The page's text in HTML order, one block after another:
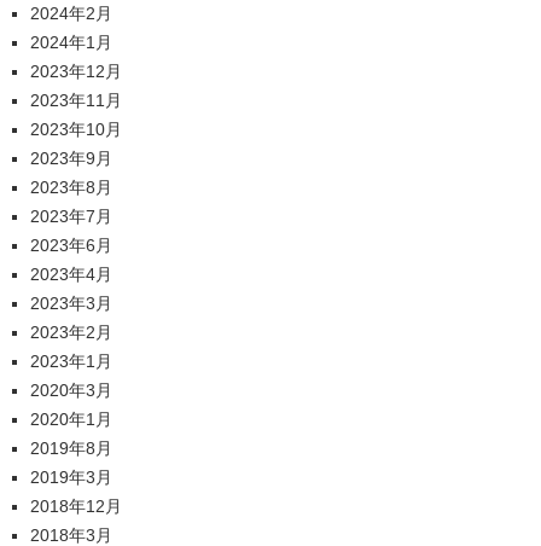
2024年2月
2024年1月
2023年12月
2023年11月
2023年10月
2023年9月
2023年8月
2023年7月
2023年6月
2023年4月
2023年3月
2023年2月
2023年1月
2020年3月
2020年1月
2019年8月
2019年3月
2018年12月
2018年3月